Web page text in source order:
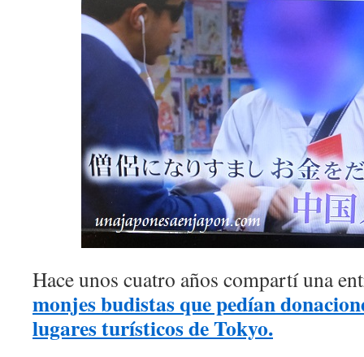
Hace unos cuatro años compartí una
monjes budistas que pedían
lugares turísticos de Tokyo.